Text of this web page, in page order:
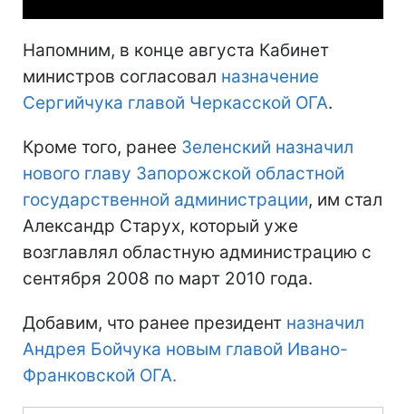
Напомним, в конце августа Кабинет
министров согласовал назначение
Сергийчука главой Черкасской ОГА.
Кроме того, ранее Зеленский назначил
нового главу Запорожской областной
государственной администрации, им стал
Александр Старух, который уже
возглавлял областную администрацию с
сентября 2008 по март 2010 года.
Добавим, что ранее президент назначил
Андрея Бойчука новым главой Ивано-
Франковской ОГА.